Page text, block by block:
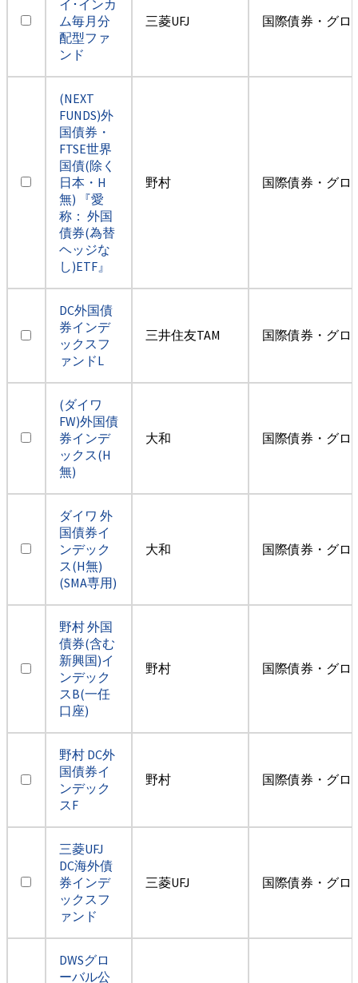
イ･インカ
ム毎月分
配型ファ
ンド
三菱UFJ 国際債券・グロ
(NEXT
FUNDS)外
国債券・
FTSE世界
国債(除く
日本・H
無) 『愛
称： 外国
債券(為替
ヘッジな
し)ETF』
野村 国際債券・グロ
DC外国債
券インデ
ックスフ
ァンドL
三井住友TAM 国際債券・グロ
(ダイワ
FW)外国債
券インデ
ックス(H
無)
大和 国際債券・グロ
ダイワ 外
国債券イ
ンデック
ス(H無)
(SMA専用)
大和 国際債券・グロ
野村 外国
債券(含む
新興国)イ
ンデック
スB(一任
口座)
野村 国際債券・グロ
野村 DC外
国債券イ
ンデック
スF
野村 国際債券・グロ
三菱UFJ
DC海外債
券インデ
ックスフ
ァンド
三菱UFJ 国際債券・グロ
DWSグロ
ーバル公